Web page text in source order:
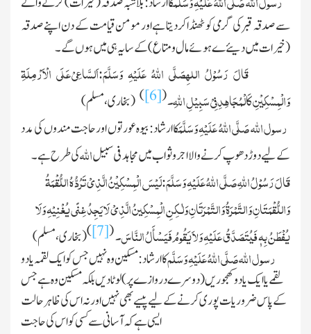
سے صدقہ قبر کی گرمی کو ٹھنڈا کردیتا ہے اور مومن قیامت کے دن اپنے صدقہ
(خیرات میں دیئے ے ہوئے مال و متاع )کے سایہ ہی میں ہوں گے۔
قَالَ رَسُوْلُ اللہِصَلَّی اللہُ عَلَیْہِ وَسَلَّمَ:اَلسَّاعِیْ عَلَی الْاَرْمِلَۃِ
وَالْمِسْکِیْنِکَالْمُجَاھِدِ فِیْ سَبِیْلِ اللہِ۔(
[6]
)(بخاری، مسلم)
رسول اللہصَلَّی اللہُ عَلَیْہِ وَسَلَّمَکا ارشاد: بیوہ عورتوں اور حاجت مندوں کی مدد
کے لیے دوڑ دھوپ کرنے والا اجرو ثواب میں مجاہد فی سبیلاللہکی طرح ہے۔
قَالَ رَسُوْلُ اللہِصَلَّی اللہُ عَلَیْہِ وَسَلَّمَ:لَیْسَ الْمِسْکِیْنُ الَّذِیْ تَرُدُّہُ اللُّقْمَۃُ
وَاللُّقْمَتَانِ وَالتَّمْرَۃُ وَالتَّمْرَتَانِ وَلٰـکِنِ الْمِسْکِینُ الَّذِیْ لَا یَجِدُ غِنًی یُغْنِیْہِ وَلَا
یُفْطَنُ بِہٖ فَیُتَصَدَّقُ عَلَیْہِ وَلاَ یَقُومُ فَیَسْأَلُ النَّاسَ۔(
[7]
)(بخاری ،مسلم)
رسول اللہصَلَّی اللہُ عَلَیْہِ وَسَلَّمکا ارشاد: مسکین وہ نہیں جس کو ایک لقمہ یا دو
لقمے یا ایک یادو کھجوریں(دوسرے دروازے پر)لوٹا دیں بلکہ مسکین وہ ہے جس
کے پاس ضروریات پوری کرنے کے لیے پیسے بھی نہیں اور نہ اس کی ظاہر حالت
ایسی ہے کہ آسانی سے کسی کو اس کی حاجت